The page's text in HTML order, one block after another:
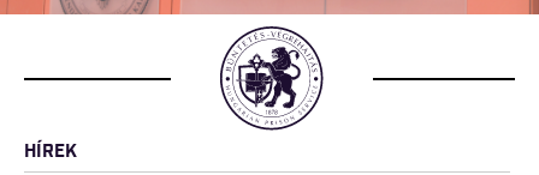
HÍREK